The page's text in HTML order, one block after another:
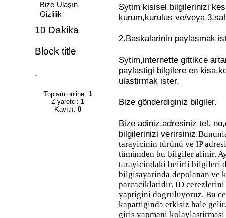
Bize Ulaşın
Gizlilik
10 Dakika
Block title
.
Toplam online: 1
Ziyaretci: 1
Kayıtlı: 0
Sytim kisisel bilgilerinizi
kurum,kurulus ve/veya
2.Baskalarinin paylasmak
Sytim,internette gittikce
paylastigi bilgilere en
ulastirmak ister.
Bize gönderdiginiz bilgiler.
Bize adiniz,adresiniz tel.
bilgilerinizi verirsiniz.
tarayicinin türünü ve IP
tümünden bu bilgiler alinir.
tarayicindaki belirli bilgileri
bilgisayarinda depolanan
parcaciklaridir. ID
yaptigini dogruluyoruz. Bu
kapattiginda etkisiz hale
giris yapmani